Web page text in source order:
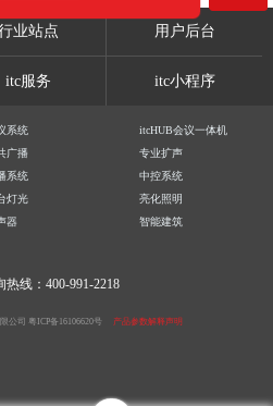
业站点 用户后台
itc服务 itc小程序
系统
itcHUB会议一体机
广播
专业扩声
系统
中控系统
灯光
亮化照明
器
智能建筑
热线：400-991-2218
公司 粤ICP备16106620号 产品参数解释声明